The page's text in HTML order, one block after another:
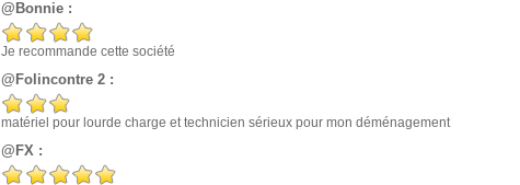
@Bonnie :
Je recommande cette société
@Folincontre 2 :
matériel pour lourde charge et technicien sérieux pour mon déménagement
@FX :